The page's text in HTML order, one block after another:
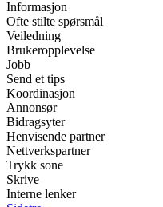
Informasjon
Ofte stilte spørsmål
Veiledning
Brukeropplevelse
Jobb
Send et tips
Koordinasjon
Annonsør
Bidragsyter
Henvisende partner
Nettverkspartner
Trykk sone
Skrive
Interne lenker